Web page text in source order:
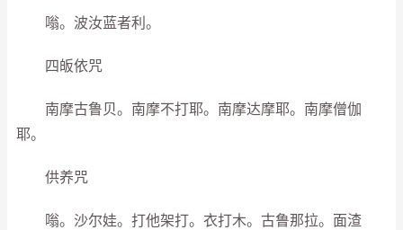
嗡。波汝蓝者利。
四皈依咒
南摩古鲁贝。南摩不打耶。南摩达摩耶。南摩僧伽
耶。
供养咒
嗡。沙尔娃。打他架打。衣打木。古鲁那拉。面渣